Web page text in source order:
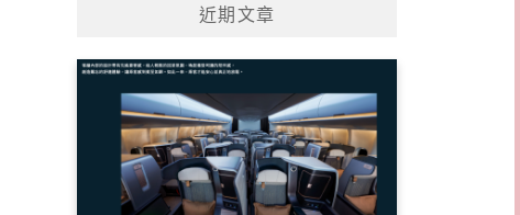
近期文章